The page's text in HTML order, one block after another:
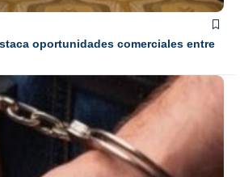
oportunidades comerciales entre